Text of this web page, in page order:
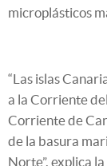
microplásticos
“Las islas
a la Corriente
Corriente de
de la basura
Norte”, explica